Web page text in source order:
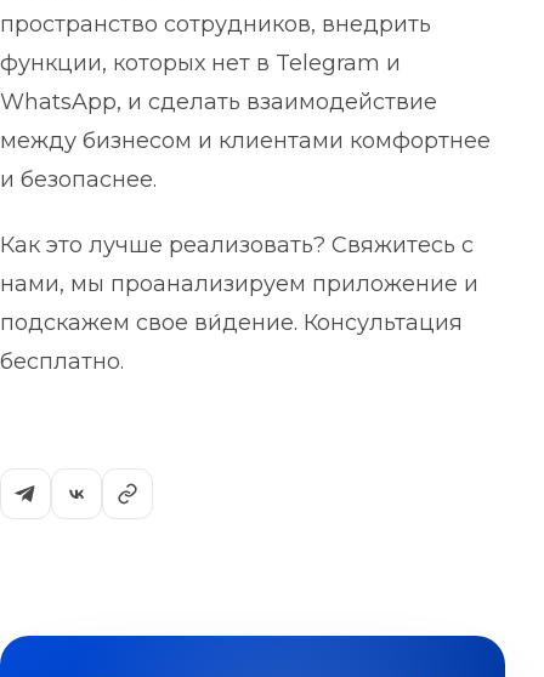
пространство сотрудников, внедрить
функции, которых нет в Telegram и
WhatsApp, и сделать взаимодействие
между бизнесом и клиентами комфортнее
и безопаснее.
Как это лучше реализовать? Свяжитесь с
нами, мы проанализируем приложение и
подскажем свое ви́дение. Консультация
бесплатно.